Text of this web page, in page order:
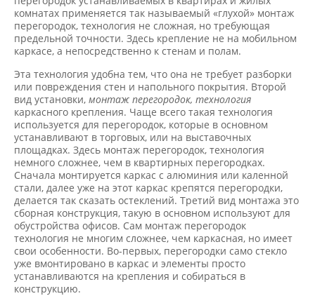
комнатах применяется так называемый «глухой» монтаж
перегородок, технология не сложная, но требующая
предельной точности. Здесь крепление не на мобильном
каркасе, а непосредственно к стенам и полам.
Эта технология удобна тем, что она не требует разборки
или повреждения стен и напольного покрытия. Второй
вид установки, монтаж перегородок, технология
каркасного крепления. Чаще всего такая технология
используется для перегородок, которые в основном
устанавливают в торговых, или на выставочных
площадках. Здесь монтаж перегородок, технология
немного сложнее, чем в квартирных перегородках.
Сначала монтируется каркас с алюминия или каленной
стали, далее уже на этот каркас крепятся перегородки,
делается так сказать остеклений. Третий вид монтажа это
сборная конструкция, такую в основном используют для
обустройства офисов. Сам монтаж перегородок
технология не многим сложнее, чем каркасная, но имеет
свои особенности. Во-первых, перегородки само стекло
уже вмонтировано в каркас и элементы просто
устанавливаются на крепления и собираться в
конструкцию.